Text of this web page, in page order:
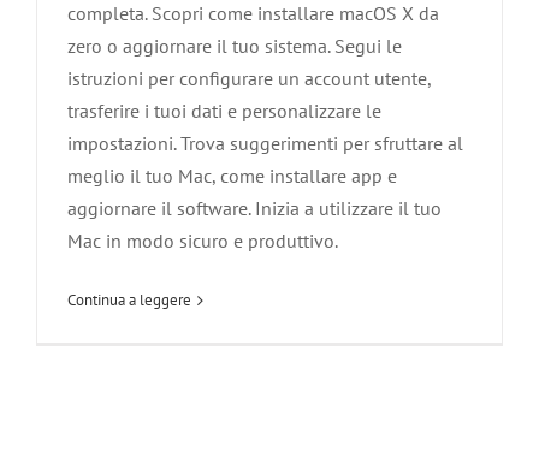
completa. Scopri come installare macOS X da
zero o aggiornare il tuo sistema. Segui le
istruzioni per configurare un account utente,
trasferire i tuoi dati e personalizzare le
impostazioni. Trova suggerimenti per sfruttare al
meglio il tuo Mac, come installare app e
aggiornare il software. Inizia a utilizzare il tuo
Mac in modo sicuro e produttivo.
Continua a leggere